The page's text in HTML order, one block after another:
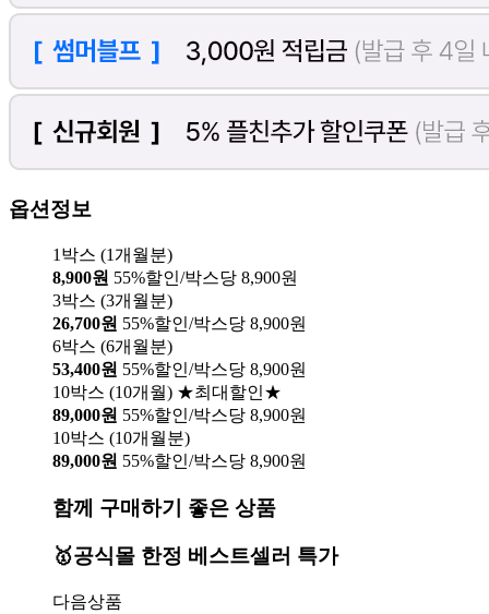
옵션정보
1박스 (1개월분)
8,900원 55%할인/박스당 8,900원
3박스 (3개월분)
26,700원 55%할인/박스당 8,900원
6박스 (6개월분)
53,400원 55%할인/박스당 8,900원
10박스 (10개월) ★최대할인★
89,000원 55%할인/박스당 8,900원
10박스 (10개월분)
89,000원 55%할인/박스당 8,900원
함께 구매하기 좋은 상품
🥇공식몰 한정 베스트셀러 특가
다음상품